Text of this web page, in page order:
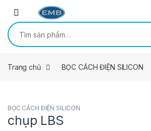
Skip to navigation
Skip to content
Tìm kiếm:
Trang chủ BỌC CÁCH ĐIỆN SILICON
BỌC CÁCH ĐIỆN SILICON
chụp LBS